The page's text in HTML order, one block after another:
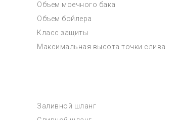
Объем моечного бака
Объем бойлера
Класс защиты
Максимальная высота точки слива
Заливной шланг